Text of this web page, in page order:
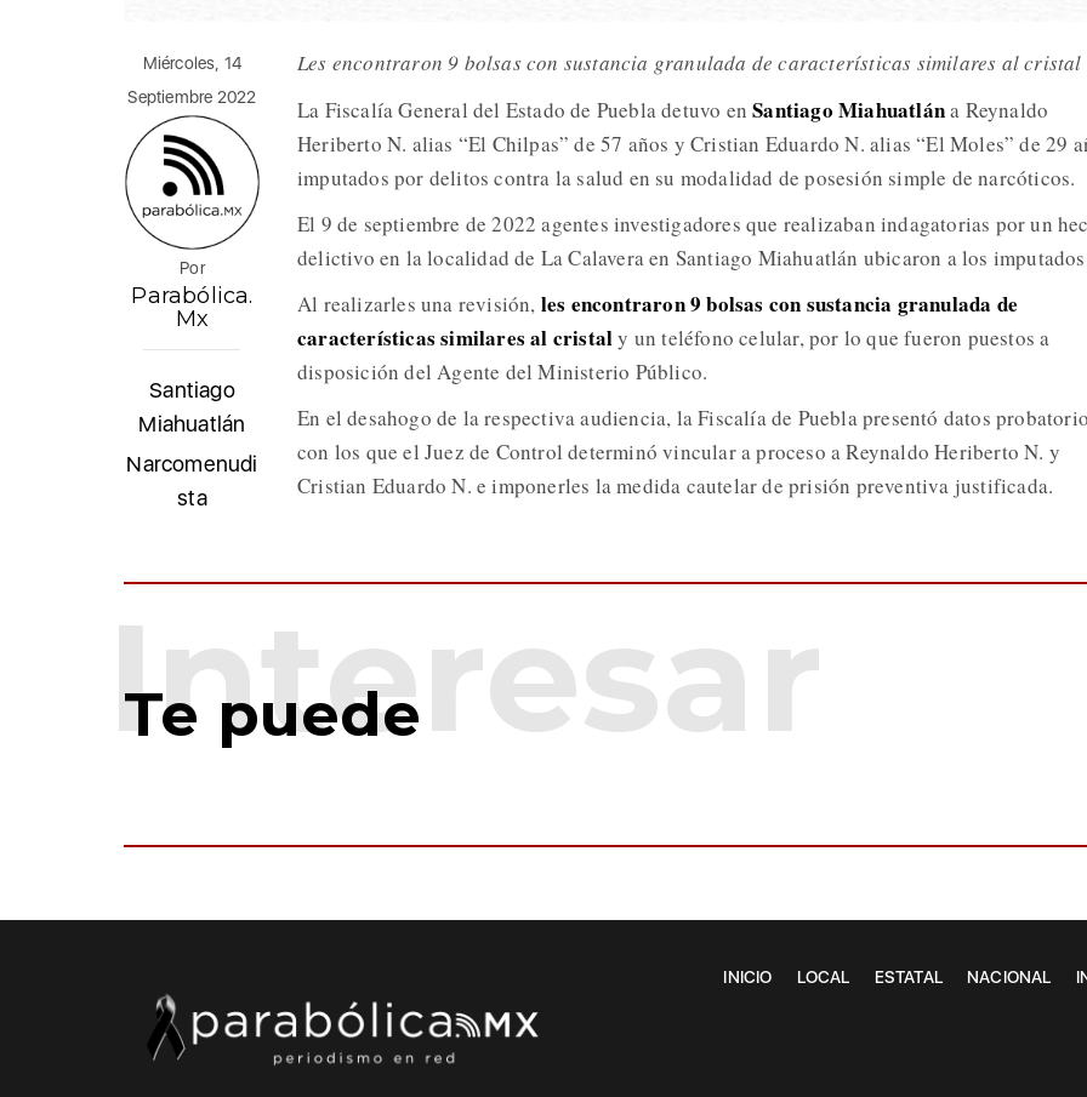
Miércoles, 14
Septiembre 2022
Por
Parabólica.
Mx
Santiago
Miahuatlán
Narcomenudi
sta
Les encontraron 9 bolsas con sustancia granulada de características similares al cristal
La Fiscalía General del Estado de Puebla detuvo enSantiago Miahuatlána Reynaldo
Heriberto N. alias “El Chilpas” de 57 años y Cristian Eduardo N. alias “El Moles” de 29
imputados por delitos contra la salud en su modalidad de posesión simple de narcóticos.
El 9 de septiembre de 2022 agentes investigadores que realizaban indagatorias por un
delictivo en la localidad de La Calavera en Santiago Miahuatlán ubicaron a los
Al realizarles una revisión, les encontraron 9 bolsas con sustancia granulada de
características similares al cristaly un teléfono celular, por lo que fueron puestos a
disposición del Agente del Ministerio Público.
En el desahogo de la respectiva audiencia, la Fiscalía de Puebla presentó datos
con los que el Juez de Control determinó vincular a proceso a Reynaldo Heriberto N. y
Cristian Eduardo N. e imponerles la medida cautelar de prisión preventiva justificada.
Te puede
INICIO LOCAL ESTATAL NACIONAL